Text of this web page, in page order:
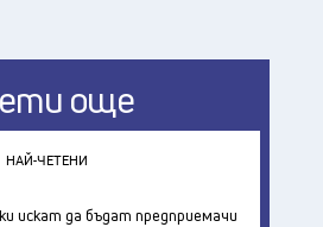
още
НАЙ-ЧЕТЕНИ
искат да бъдат предприемачи